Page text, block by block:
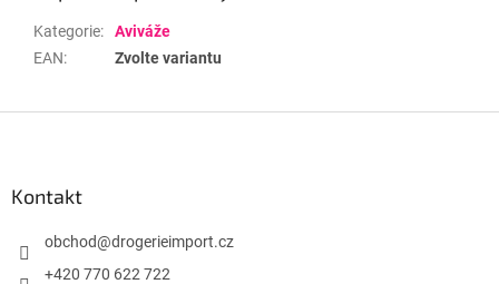
Kategorie:
Aviváže
EAN: Zvolte variantu
Kontakt
obchod@drogerieimport.cz
+420 770 622 722